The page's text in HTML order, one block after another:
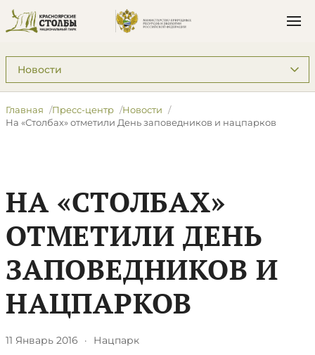
Подразделы: Пресс-центр
Главная Пресс-центр
Новости
На «Столбах» отметили День заповедников и нацпарков
НА «СТОЛБАХ»
ОТМЕТИЛИ ДЕНЬ
ЗАПОВЕДНИКОВ И
НАЦПАРКОВ
11 Январь 2016 · Нацпарк